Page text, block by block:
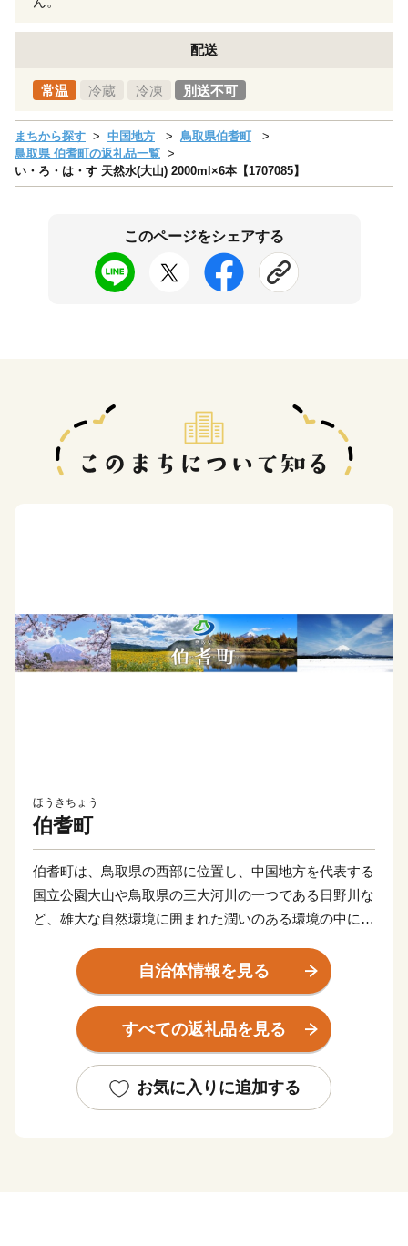
配送
常温 冷蔵 冷凍 別送不可
まちから探す 中国地方
鳥取県伯耆町
鳥取県 伯耆町の返礼品一覧
い・ろ・は・す 天然水(大山) 2000ml×6本【1707085】
このページをシェアする
ほうきちょう
伯耆町
伯耆町は、鳥取県の西部に位置し、中国地方を代表する
国立公園大山や鳥取県の三大河川の一つである日野川な
ど、雄大な自然環境に囲まれた潤いのある環境の中にの
伯耆町では、『ふるさと納税』（寄附金）を活用し
て“大山（別名「伯耆富士」）の環境保全と活性化”や“地
域コミュニティ環境整備”などの取組みをおこなってい
してください。
自治体情報を見る
すべての返礼品を見る
お気に入りに追加する